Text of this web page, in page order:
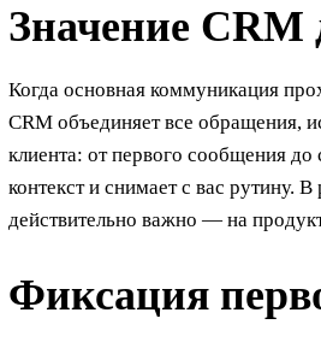
Значение CRM
Когда основная коммуникация
CRM объединяет все обращения,
клиента: от первого сообщения до
контекст и снимает с вас рутину.
действительно важно — на
Фиксация